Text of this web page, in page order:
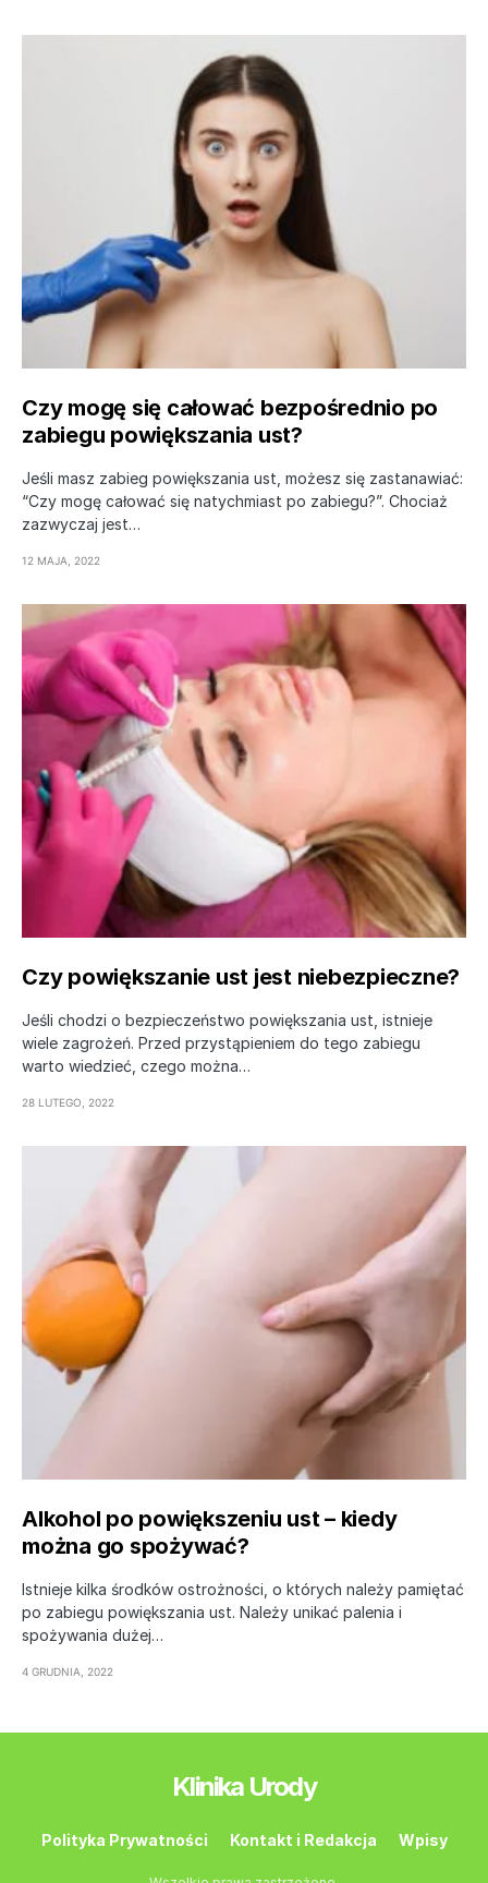
Czy mogę się całować bezpośrednio po
zabiegu powiększania ust?
Jeśli masz zabieg powiększania ust, możesz się zastanawiać:
“Czy mogę całować się natychmiast po zabiegu?”. Chociaż
zazwyczaj jest…
12 MAJA, 2022
Czy powiększanie ust jest niebezpieczne?
Jeśli chodzi o bezpieczeństwo powiększania ust, istnieje
wiele zagrożeń. Przed przystąpieniem do tego zabiegu
warto wiedzieć, czego można…
28 LUTEGO, 2022
Alkohol po powiększeniu ust – kiedy
można go spożywać?
Istnieje kilka środków ostrożności, o których należy pamiętać
po zabiegu powiększania ust. Należy unikać palenia i
spożywania dużej…
4 GRUDNIA, 2022
Klinika Urody
Polityka Prywatności Kontakt i Redakcja Wpisy